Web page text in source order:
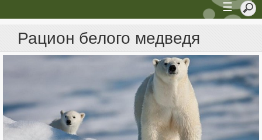
☰
Рацион белого медведя